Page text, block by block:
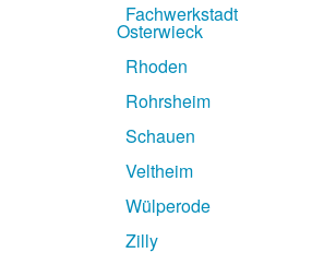
Fachwerkstadt
Osterwieck
Rhoden
Rohrsheim
Schauen
Veltheim
Wülperode
Zilly